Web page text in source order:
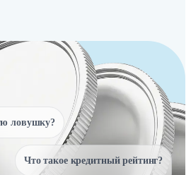
ловушку?
Что такое кредитный рейтинг?